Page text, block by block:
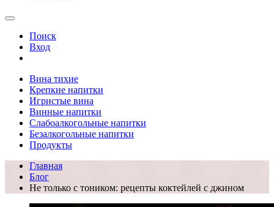
Поиск
Вход
Вина тихие
Крепкие напитки
Игристые вина
Винные напитки
Слабоалкогольные напитки
Безалкогольные напитки
Продукты
Главная
Блог
Не только с тоником: рецепты коктейлей с джином